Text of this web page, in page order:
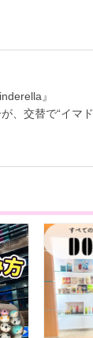
』
、交替で“イマ